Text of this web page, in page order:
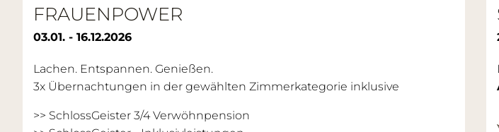
FRAUENPOWER
03.01. - 16.12.2026
Lachen. Entspannen. Genießen.
3x Übernachtungen in der gewählten Zimmerkategorie inklusive
>> SchlossGeister 3/4 Verwöhnpension